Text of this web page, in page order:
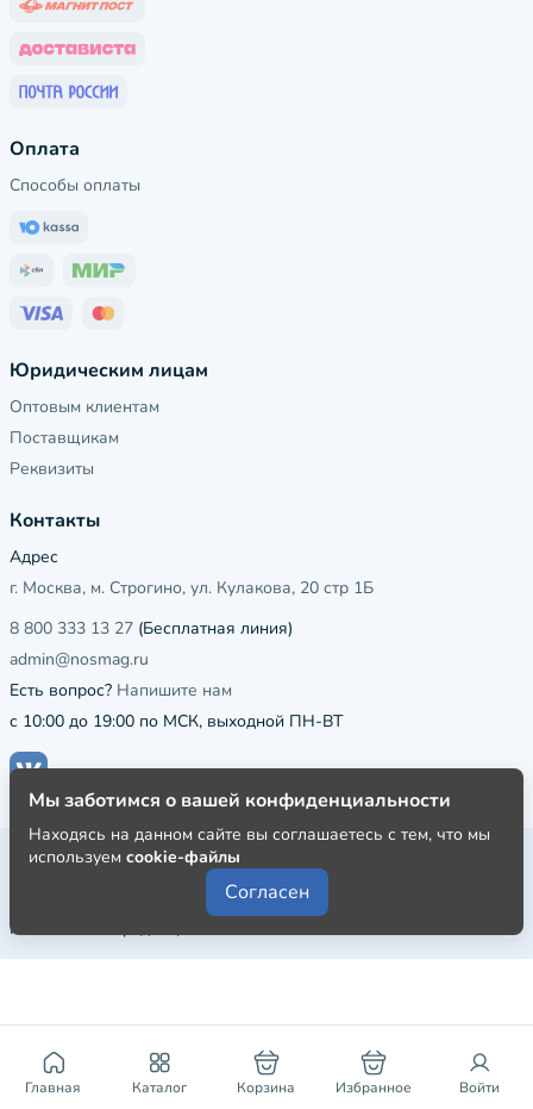
Главная Каталог Корзина Избранное Войти
Оплата
Способы оплаты
Юридическим лицам
Оптовым клиентам
Поставщикам
Реквизиты
Контакты
Адрес
г. Москва, м. Строгино, ул. Кулакова, 20 стр 1Б
8 800 333 13 27 (Бесплатная линия)
admin@nosmag.ru
Есть вопрос? Напишите нам
с 10:00 до 19:00 по МСК, выходной ПН-ВТ
Публичная оферта
Пользовательское соглашение
Политика конфиденциальности
Мы заботимся о вашей конфиденциальности
Находясь на данном сайте вы соглашаетесь с тем, что мы
используем cookie-файлы
Согласен